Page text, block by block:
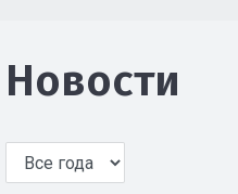
Новости